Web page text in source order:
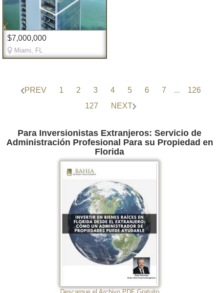
$7,000,000
Miami, FL
PREV 1 2 3 4 5 6 7 ...
126
127
NEXT
Para Inversionistas Extranjeros: Servicio de
Administración Profesional Para su Propiedad en
Florida